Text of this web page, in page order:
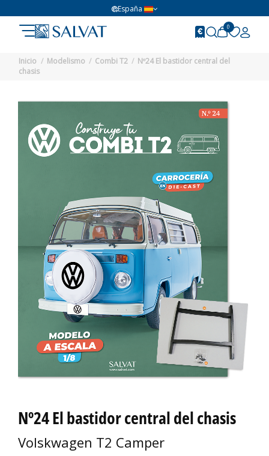
España
0
Inicio Modelismo Combi T2
Nº24 El bastidor central del
chasis
Nº24 El bastidor central del chasis
Volskwagen T2 Camper